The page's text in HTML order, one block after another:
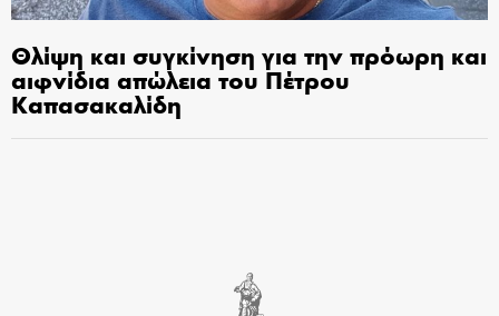
Θλίψη και συγκίνηση για την πρόωρη και
αιφνίδια απώλεια του Πέτρου
Καπασακαλίδη